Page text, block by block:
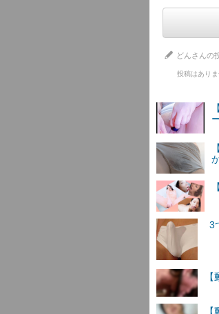
どんさんの
投稿はありま